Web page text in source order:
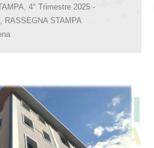
4° Trimestre 2025 -
RASSEGNA STAMPA